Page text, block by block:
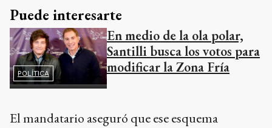
Puede interesarte
POLÍTICA
En medio de la ola polar,
Santilli busca los votos para
modificar la Zona Fría
El mandatario aseguró que ese esquema